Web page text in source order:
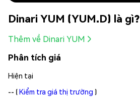
Dinari YUM (YUM.D) là gì?
Thêm về Dinari YUM
Phân tích giá
Hiện tại
-- (Kiểm tra giá thị trường )